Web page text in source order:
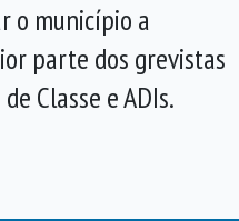
o município a
parte dos grevistas
Classe e ADIs.